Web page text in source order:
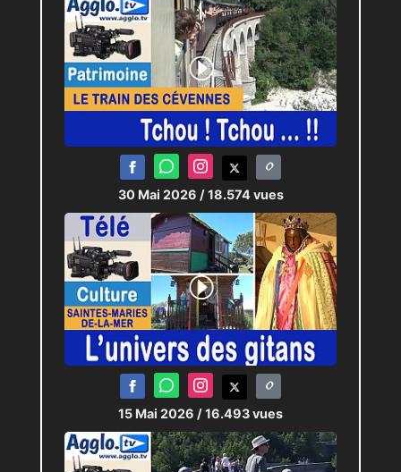
30 Mai 2026 / 18.574 vues
15 Mai 2026 / 16.493 vues